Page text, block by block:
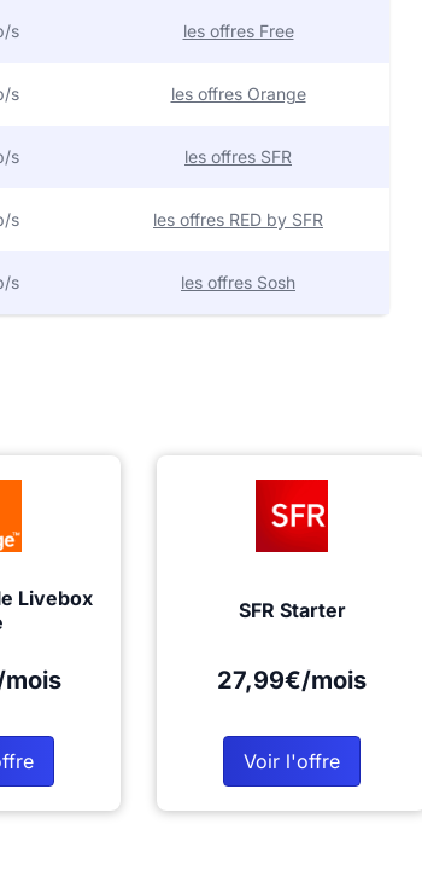
s les offres Free
s les offres Orange
s les offres SFR
s les offres RED by SFR
s les offres Sosh
Livebox
SFR Starter
27,99€/mois
Voir l'offre